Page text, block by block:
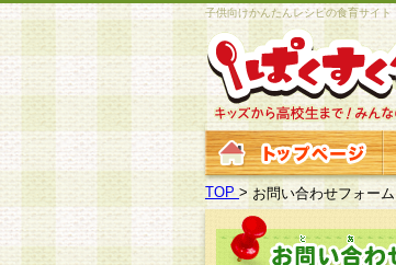
子供向けかんたんレシピの食育サイト
TOP >お問い合わせフォーム